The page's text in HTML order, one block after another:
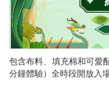
包含布料、填充棉和可愛
分鐘體驗）全時段開放入